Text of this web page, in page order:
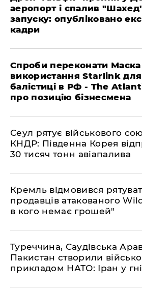
аеропорт і спалив
запуску: опубліковано
кадри
​Спроби переконати Маска
використання Starlink для
балістиці в РФ - The
про позицію бізнесмена
​Сеул рятує військового
КНДР: Південна Корея
30 тисяч тонн авіапалива
​Кремль відмовився
продавців атакованого
в кого немає грошей"
​Туреччина, Саудівська
Пакистан створили
прикладом НАТО: Іран у